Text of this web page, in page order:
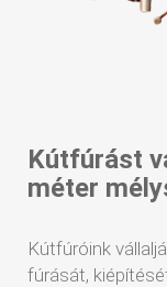
Kútfúrást
méter
Kútfúróink
fúrását,